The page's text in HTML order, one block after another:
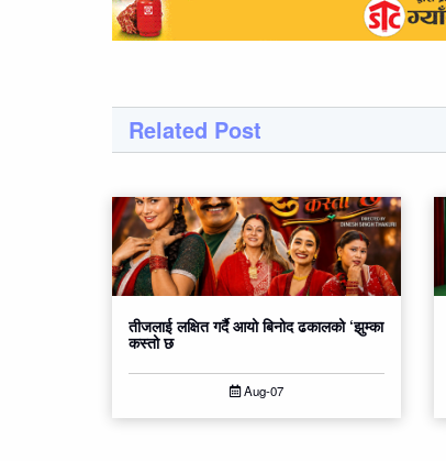
Related Post
तीजलाई लक्षित गर्दै आयो बिनोद ढकालको ‘झुम्का
कस्तो छ
Aug-07